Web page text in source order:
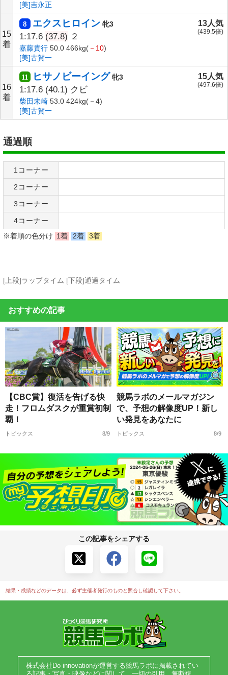
[美]吉永正
15
着
8 エクスヒロイン 牝3
1:17.6 (37.8) ２
嘉藤貴行 50.0 466kg( －10)
[美]古賀一
13人気
(439.5倍)
16
着
11 ヒサノビーイング 牝3
1:17.6 (40.1) クビ
柴田未崎 53.0 424kg(－4)
[美]古賀一
15人気
(497.6倍)
通過順
1コーナー
2コーナー
3コーナー
4コーナー
※着順の色分け 1着 2着 3着
[上段]ラップタイム [下段]通過タイム
おすすめの記事
【CBC賞】復活を告げる快
走！フロムダスクが重賞初制
覇！
トピックス 8/9
競馬ラボのメールマガジン
で、予想の解像度UP！新し
い発見をあなたに
トピックス 8/9
この記事をシェアする
結果・成績などのデータは、必ず主催者発行のものと照合し確認して下さい。
株式会社Do innovationが運営する競馬ラボに掲載されてい